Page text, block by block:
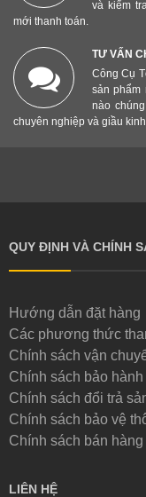
và kiểm
mới thanh toán.
TƯ VẤN
Công Cụ
sản phẩm
nào
chuyên nghiệp và giầu
QUY ĐỊNH VÀ CHÍNH
Hướng dẫn đặt hàng
Các phương thức
Chính sách vận
Chính sách bảo hành
Chính sách đổi trả
Chính sách bảo vệ
Chính sách bán
LIÊN HỆ